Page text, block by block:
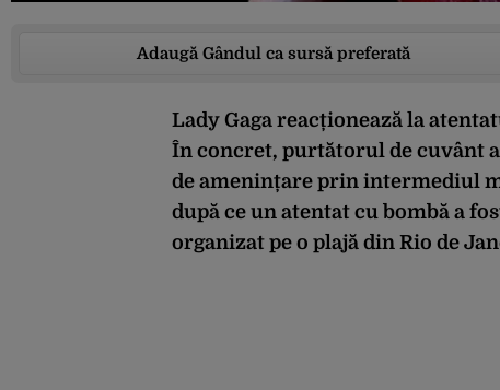
Adaugă Gândul ca sursă preferată
Lady Gaga reacționează la
În concret, purtătorul de cuvânt
de amenințare prin intermediul
după ce un atentat cu bombă a
organizat pe o plajă din Rio de